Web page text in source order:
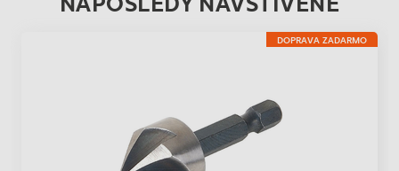
DOPRAVA ZADARMO